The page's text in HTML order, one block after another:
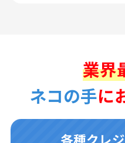
業界
ネコの手に
各種クレ